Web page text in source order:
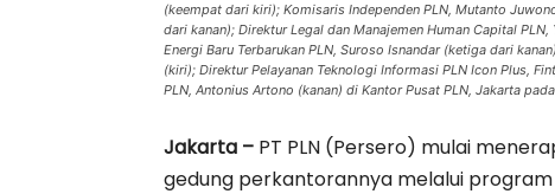
(keempat dari kiri); Komisaris Independen PLN, Mutanto
dari kanan); Direktur Legal dan Manajemen Human Capital
Energi Baru Terbarukan PLN, Suroso Isnandar (ketiga dari
(kiri); Direktur Pelayanan Teknologi Informasi PLN Icon Plus,
PLN, Antonius Artono (kanan) di Kantor Pusat PLN, Jakarta
Jakarta – PT PLN (Persero) mulai
gedung perkantorannya melalui